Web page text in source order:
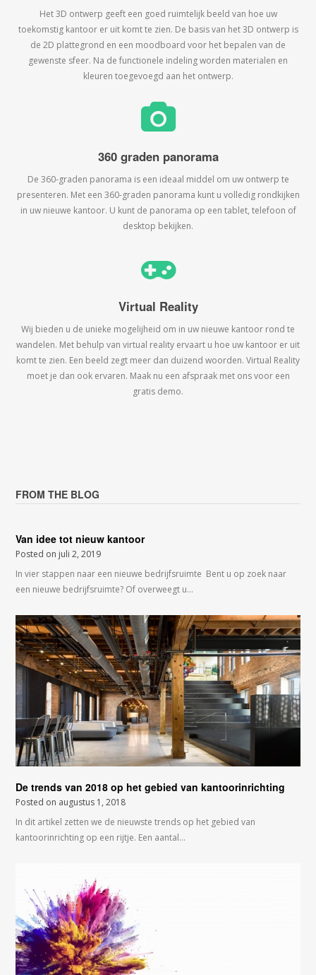
Het 3D ontwerp geeft een goed ruimtelijk beeld van hoe uw
toekomstig kantoor er uit komt te zien. De basis van het 3D ontwerp is
de 2D plattegrond en een moodboard voor het bepalen van de
gewenste sfeer. Na de functionele indeling worden materialen en
kleuren toegevoegd aan het ontwerp.
360 graden panorama
De 360-graden panorama is een ideaal middel om uw ontwerp te
presenteren. Met een 360-graden panorama kunt u volledig rondkijken
in uw nieuwe kantoor. U kunt de panorama op een tablet, telefoon of
desktop bekijken.
Virtual Reality
Wij bieden u de unieke mogelijheid om in uw nieuwe kantoor rond te
wandelen. Met behulp van virtual reality ervaart u hoe uw kantoor er uit
komt te zien. Een beeld zegt meer dan duizend woorden. Virtual Reality
moet je dan ook ervaren. Maak nu een afspraak met ons voor een
gratis demo.
FROM THE BLOG
Van idee tot nieuw kantoor
Posted on juli 2, 2019
In vier stappen naar een nieuwe bedrijfsruimte Bent u op zoek naar
een nieuwe bedrijfsruimte? Of overweegt u…
De trends van 2018 op het gebied van kantoorinrichting
Posted on augustus 1, 2018
In dit artikel zetten we de nieuwste trends op het gebied van
kantoorinrichting op een rijtje. Een aantal…